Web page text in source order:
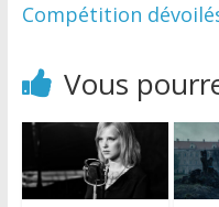
Compétition
Vous